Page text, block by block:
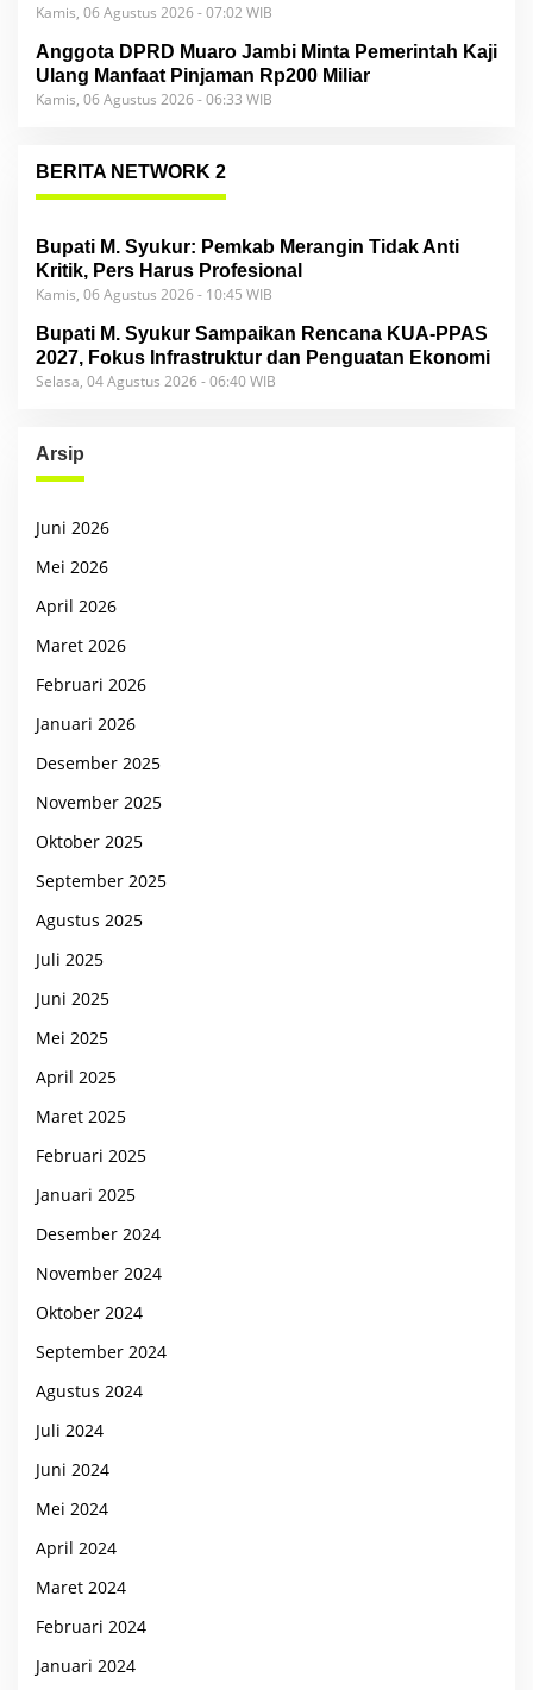
Kamis, 06 Agustus 2026 - 07:02 WIB
Anggota DPRD Muaro Jambi Minta Pemerintah Kaji
Ulang Manfaat Pinjaman Rp200 Miliar
Kamis, 06 Agustus 2026 - 06:33 WIB
BERITA NETWORK 2
Bupati M. Syukur: Pemkab Merangin Tidak Anti
Kritik, Pers Harus Profesional
Kamis, 06 Agustus 2026 - 10:45 WIB
Bupati M. Syukur Sampaikan Rencana KUA-PPAS
2027, Fokus Infrastruktur dan Penguatan Ekonomi
Selasa, 04 Agustus 2026 - 06:40 WIB
Arsip
Juni 2026
Mei 2026
April 2026
Maret 2026
Februari 2026
Januari 2026
Desember 2025
November 2025
Oktober 2025
September 2025
Agustus 2025
Juli 2025
Juni 2025
Mei 2025
April 2025
Maret 2025
Februari 2025
Januari 2025
Desember 2024
November 2024
Oktober 2024
September 2024
Agustus 2024
Juli 2024
Juni 2024
Mei 2024
April 2024
Maret 2024
Februari 2024
Januari 2024